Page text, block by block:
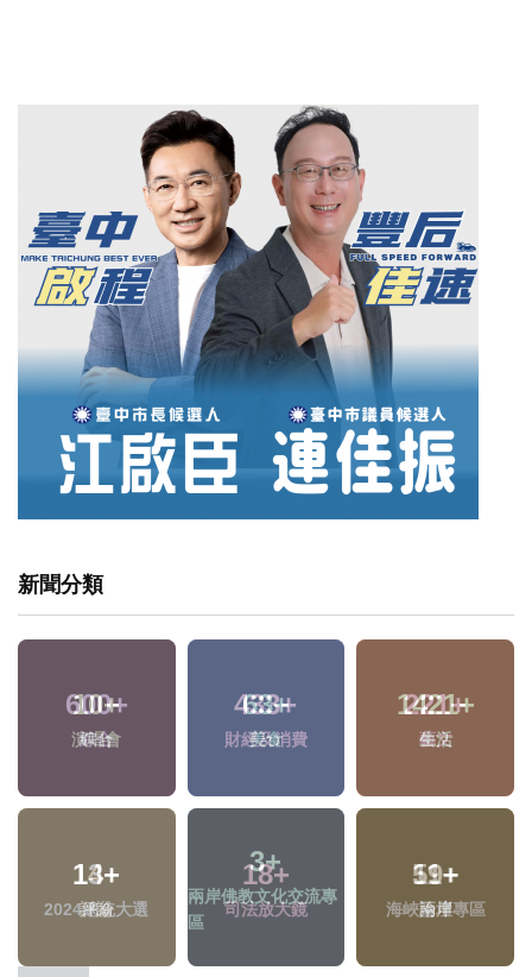
新聞分類
600+
綜合
63+
美食
221+
藝文
13+
2024總統大選
18+
司法放大鏡
59+
兩岸